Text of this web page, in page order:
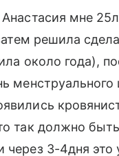
мне
решила
около года),
так должно
через 3-4дня